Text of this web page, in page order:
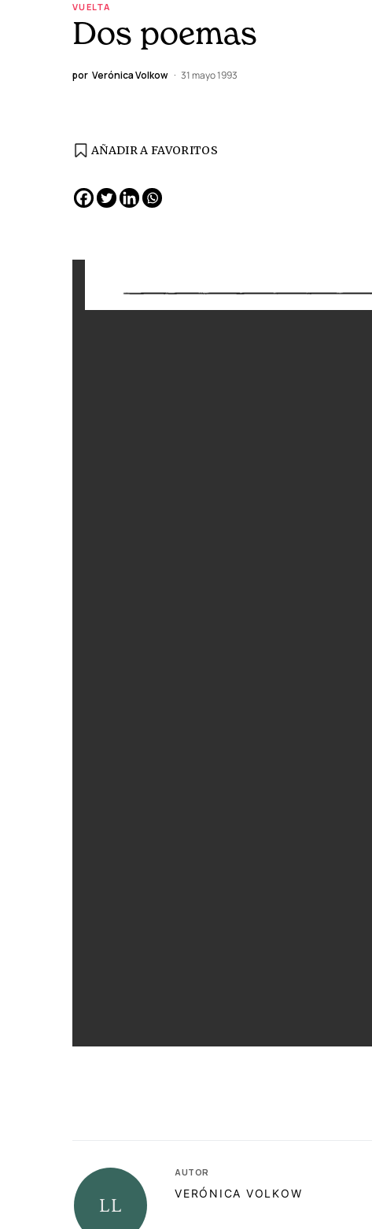
VUELTA
Dos poemas
por Verónica Volkow 31 mayo 1993
AÑADIR A FAVORITOS
AUTOR
VERÓNICA VOLKOW